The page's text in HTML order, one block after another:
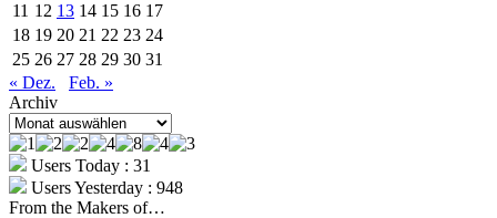
11 12 13 14 15 16 17
18 19 20 21 22 23 24
25 26 27 28 29 30 31
« Dez.
Feb. »
Archiv
Archiv
Users Today : 31
Users Yesterday : 948
From the Makers of…